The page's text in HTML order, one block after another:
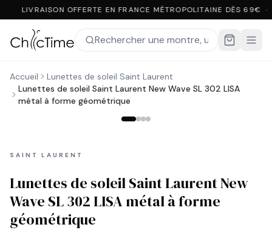
LIVRAISON OFFERTE EN FRANCE MÉTROPOLITAINE DÈS 69€
Accueil
Lunettes de soleil Saint Laurent
Lunettes de soleil Saint Laurent New Wave SL 302 LISA
métal à forme géométrique
SAINT LAURENT
Lunettes de soleil Saint Laurent New
Wave SL 302 LISA métal à forme
géométrique